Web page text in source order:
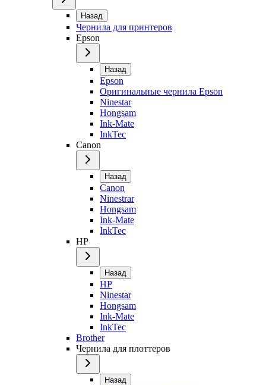
Назад
Чернила для принтеров
Epson
Назад
Epson
Оригинальные чернила Epson
Ninestar
Hongsam
Ink-Mate
InkTec
Canon
Назад
Canon
Ninestrar
Hongsam
Ink-Mate
InkTec
HP
Назад
HP
Ninestar
Hongsam
Ink-Mate
InkTec
Brother
Чернила для плоттеров
Назад